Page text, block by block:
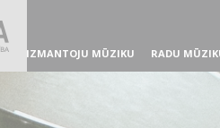
IZMANTOJU MŪZIKU RADU